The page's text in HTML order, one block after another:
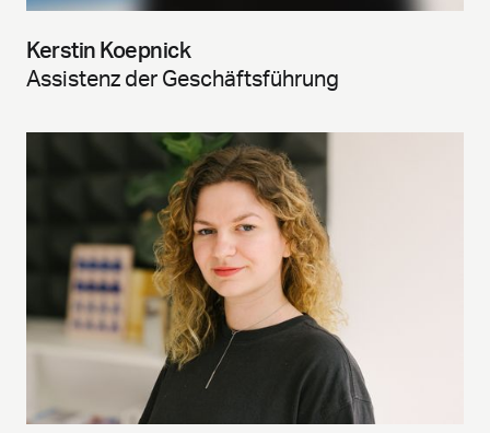
Kerstin Koepnick
Assistenz der Geschäftsführung